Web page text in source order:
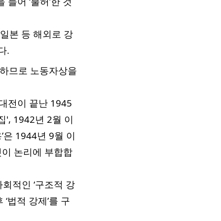
본 등 해외로 강
.
므로 노동자상을
전이 끝난 1945
', 1942년 2월 이
은 1944년 9월 이
논리에 부합합
적인 ‘구조적 강
법적 강제’를 구